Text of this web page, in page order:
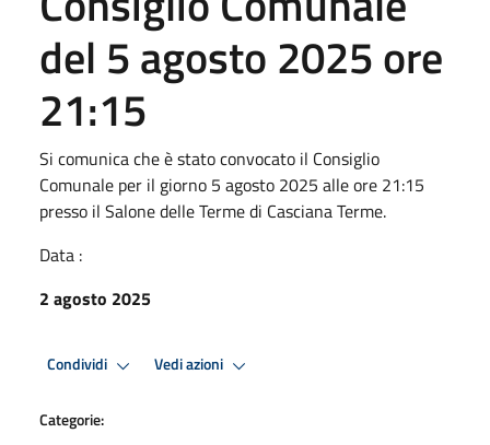
del 5 agosto 2025 ore
21:15
Si comunica che è stato convocato il Consiglio
Comunale per il giorno 5 agosto 2025 alle ore 21:15
presso il Salone delle Terme di Casciana Terme.
Data :
2 agosto 2025
Condividi Vedi azioni
Categorie: